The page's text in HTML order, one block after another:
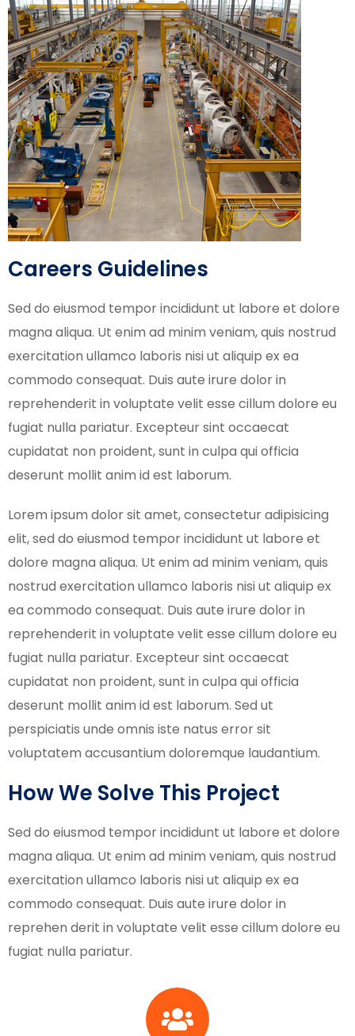
Careers Guidelines
Sed do eiusmod tempor incididunt ut labore et dolore
magna aliqua. Ut enim ad minim veniam, quis nostrud
exercitation ullamco laboris nisi ut aliquip ex ea
commodo consequat. Duis aute irure dolor in
reprehenderit in voluptate velit esse cillum dolore eu
fugiat nulla pariatur. Excepteur sint occaecat
cupidatat non proident, sunt in culpa qui officia
deserunt mollit anim id est laborum.
Lorem ipsum dolor sit amet, consectetur adipisicing
elit, sed do eiusmod tempor incididunt ut labore et
dolore magna aliqua. Ut enim ad minim veniam, quis
nostrud exercitation ullamco laboris nisi ut aliquip ex
ea commodo consequat. Duis aute irure dolor in
reprehenderit in voluptate velit esse cillum dolore eu
fugiat nulla pariatur. Excepteur sint occaecat
cupidatat non proident, sunt in culpa qui officia
deserunt mollit anim id est laborum. Sed ut
perspiciatis unde omnis iste natus error sit
voluptatem accusantium doloremque laudantium.
How We Solve This Project
Sed do eiusmod tempor incididunt ut labore et dolore
magna aliqua. Ut enim ad minim veniam, quis nostrud
exercitation ullamco laboris nisi ut aliquip ex ea
commodo consequat. Duis aute irure dolor in
reprehen derit in voluptate velit esse cillum dolore eu
fugiat nulla pariatur.